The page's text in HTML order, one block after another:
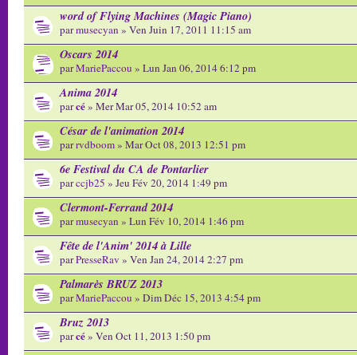
word of Flying Machines (Magic Piano)
parmusecyan » Ven Juin 17, 2011 11:15 am
Oscars 2014
parMariePaccou » Lun Jan 06, 2014 6:12 pm
Anima 2014
parcé» Mer Mar 05, 2014 10:52 am
César de l'animation 2014
parrvdboom» Mar Oct 08, 2013 12:51 pm
6e Festival du CA de Pontarlier
parccjb25 » Jeu Fév 20, 2014 1:49 pm
Clermont-Ferrand 2014
parmusecyan » Lun Fév 10, 2014 1:46 pm
Fête de l'Anim' 2014 à Lille
parPresseRav » Ven Jan 24, 2014 2:27 pm
Palmarès BRUZ 2013
parMariePaccou » Dim Déc 15, 2013 4:54 pm
Bruz 2013
parcé» Ven Oct 11, 2013 1:50 pm